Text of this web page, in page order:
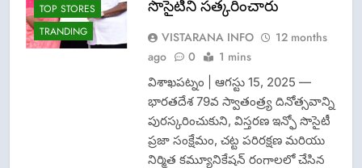
TOP STORES
TRANDING
సొసైటీని సత్కరించారు
VISTARANA INFO
12 months
ago
0 1 mins
విశాఖపట్నం | ఆగస్టు 15, 2025 —
భారతదేశ 79వ స్వాతంత్ర్య దినోత్సవాన్ని
పురస్కరించుకుని, విస్తరణ ఇన్ఫో సొసైటీ
ప్రజా సంక్షేమం, చట్ట పరిరక్షణ మరియు
నిర్మిత కమ్యూనికేషన్ రంగాలలో చేసిన